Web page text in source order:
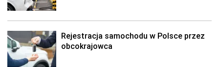
Rejestracja samochodu w Polsce przez
obcokrajowca